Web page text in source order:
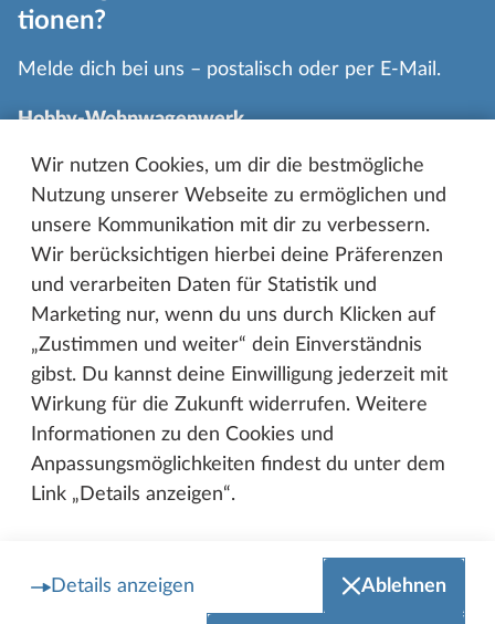
Wir nutzen Cookies, um dir die bestmögliche
Nutzung unserer Webseite zu ermöglichen und
unsere Kommunikation mit dir zu verbessern.
Wir berücksichtigen hierbei deine Präferenzen
und verarbeiten Daten für Statistik und
Marketing nur, wenn du uns durch Klicken auf
„Zustimmen und weiter“ dein Einverständnis
gibst. Du kannst deine Einwilligung jederzeit mit
Wirkung für die Zukunft widerrufen. Weitere
Informationen zu den Cookies und
Anpassungsmöglichkeiten findest du unter dem
Link „Details anzeigen“.
Details anzeigen Ablehnen
tionen?
Melde dich bei uns – postalisch oder per E-Mail.
Hobby-Wohnwagenwerk
Harald-Striewski-Straße 15
24787 Fockbek/Rendsburg
04331 606-0
info@hobby-caravan.de